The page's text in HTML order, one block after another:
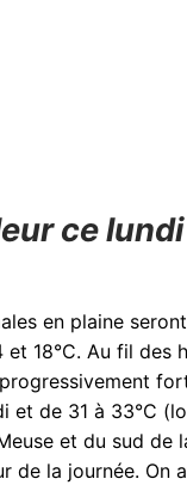
ce
en plaine
18°C. Au fil des
et de 31 à 33°C
et du sud de
de la journée. On